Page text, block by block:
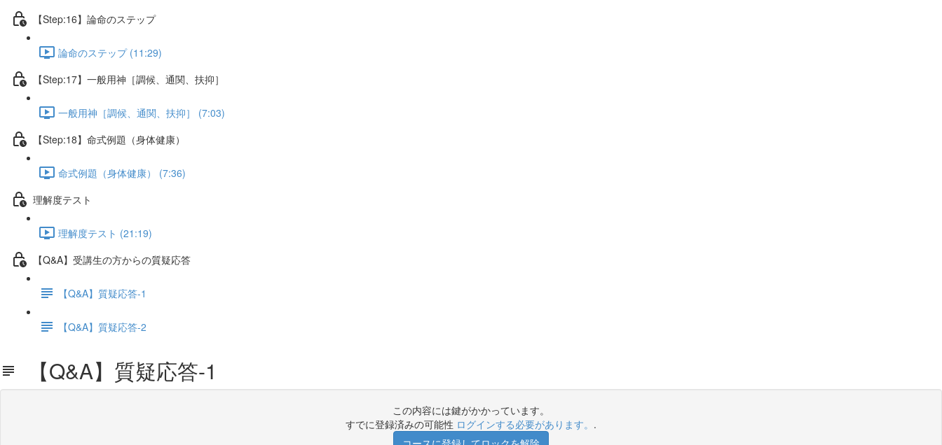
【Step:16】論命のステップ
論命のステップ (11:29)
【Step:17】一般用神［調候、通関、扶抑］
一般用神［調候、通関、扶抑］ (7:03)
【Step:18】命式例題（身体健康）
命式例題（身体健康） (7:36)
理解度テスト
理解度テスト (21:19)
【Q&A】受講生の方からの質疑応答
【Q&A】質疑応答-1
【Q&A】質疑応答-2
【Q&A】質疑応答-1
この内容には鍵がかかっています。
すでに登録済みの可能性 ログインする必要があります。 .